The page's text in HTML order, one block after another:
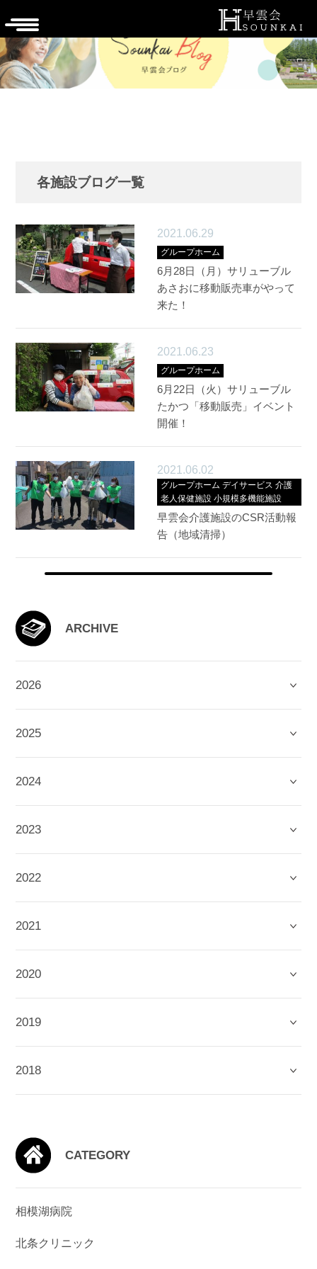
各施設ブログ一覧
2021.06.29
グループホーム
6月28日（月）サリューブル
あさおに移動販売車がやって
来た！
2021.06.23
グループホーム
6月22日（火）サリューブル
たかつ「移動販売」イベント
開催！
2021.06.02
グループホームデイサービス介護
老人保健施設小規模多機能施設
早雲会介護施設のCSR活動報
告（地域清掃）
ARCHIVE
2026
2025
2024
2023
2022
2021
2020
2019
2018
CATEGORY
相模湖病院
北条クリニック